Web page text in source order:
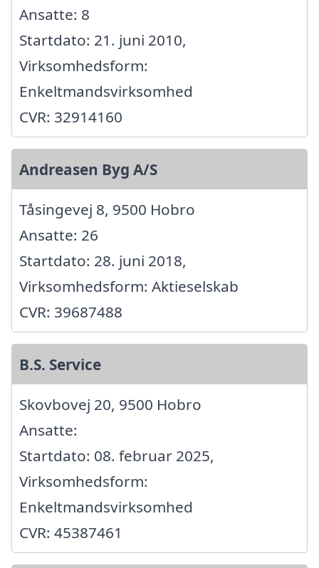
Ansatte: 8
Startdato: 21. juni 2010,
Virksomhedsform:
Enkeltmandsvirksomhed
CVR: 32914160
Andreasen Byg A/S
Tåsingevej 8, 9500 Hobro
Ansatte: 26
Startdato: 28. juni 2018,
Virksomhedsform: Aktieselskab
CVR: 39687488
B.S. Service
Skovbovej 20, 9500 Hobro
Ansatte:
Startdato: 08. februar 2025,
Virksomhedsform:
Enkeltmandsvirksomhed
CVR: 45387461